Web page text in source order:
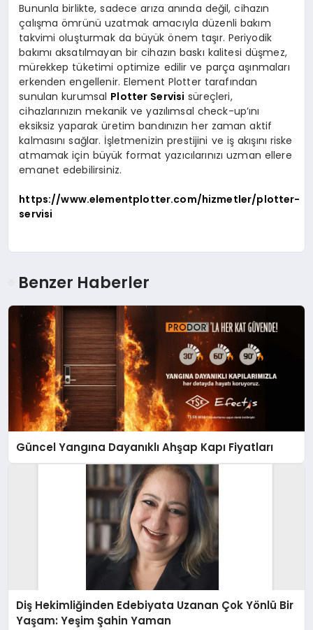
Bununla birlikte, sadece arıza anında değil, cihazın
çalışma ömrünü uzatmak amacıyla düzenli bakım
takvimi oluşturmak da büyük önem taşır. Periyodik
bakımı aksatılmayan bir cihazın baskı kalitesi düşmez,
mürekkep tüketimi optimize edilir ve parça aşınmaları
erkenden engellenir. Element Plotter tarafından
sunulan kurumsal Plotter Servisi süreçleri,
cihazlarınızın mekanik ve yazılımsal check-up’ını
eksiksiz yaparak üretim bandınızın her zaman aktif
kalmasını sağlar. İşletmenizin prestijini ve iş akışını riske
atmamak için büyük format yazıcılarınızı uzman ellere
emanet edebilirsiniz.
https://www.elementplotter.com/hizmetler/plotter-
servisi
Benzer Haberler
Güncel Yangına Dayanıklı Ahşap Kapı Fiyatları
Diş Hekimliğinden Edebiyata Uzanan Çok Yönlü Bir
Yaşam: Yeşim Şahin Yaman